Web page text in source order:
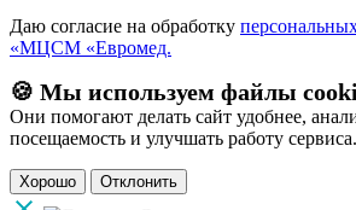
Даю согласие на обработку
«МЦСМ «Евромед.
🍪 Мы используем файлы
Они помогают делать сайт удобнее,
посещаемость и улучшать работу сервиса.
Хорошо Отклонить